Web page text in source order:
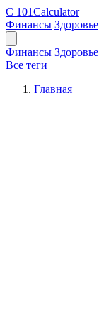
C 101Calculator
Финансы Здоровье
Финансы Здоровье
Все теги
Главная